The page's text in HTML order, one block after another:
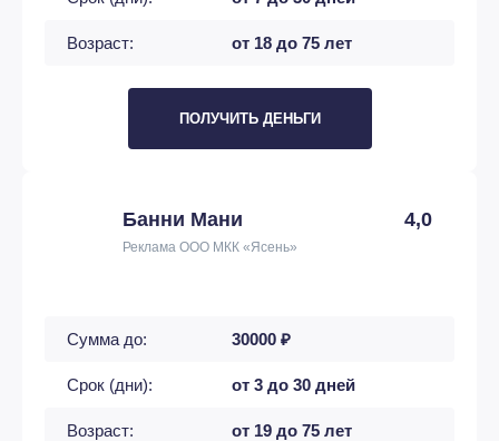
Возраст: от 18 до 75 лет
ПОЛУЧИТЬ ДЕНЬГИ
Банни Мани 4,0
Реклама ООО МКК «Ясень»
Сумма до: 30000 ₽
Срок (дни): от 3 до 30 дней
Возраст: от 19 до 75 лет